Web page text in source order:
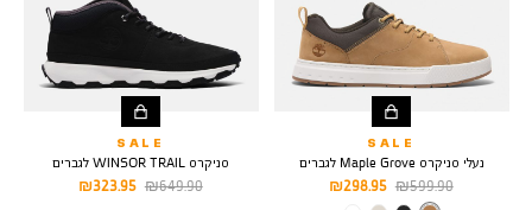
SALE
נעלי סניקרס Maple Grove לגברים
מחיר
מוצר
298.95 ₪
מחיר
רגיל
599.90 ₪
SALE
סניקרס WINSOR TRAIL לגברים
מחיר
323.95 ₪
מחיר
649.90 ₪